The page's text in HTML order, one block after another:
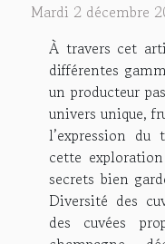
Mardi 2 décembre
À travers cet
différentes
un producteur
univers unique,
l’expression du
cette
secrets bien
Diversité des
des cuvées